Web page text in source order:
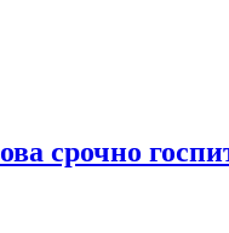
срочно